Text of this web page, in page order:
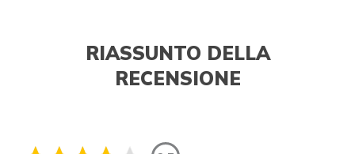
RIASSUNTO DELLA
RECENSIONE